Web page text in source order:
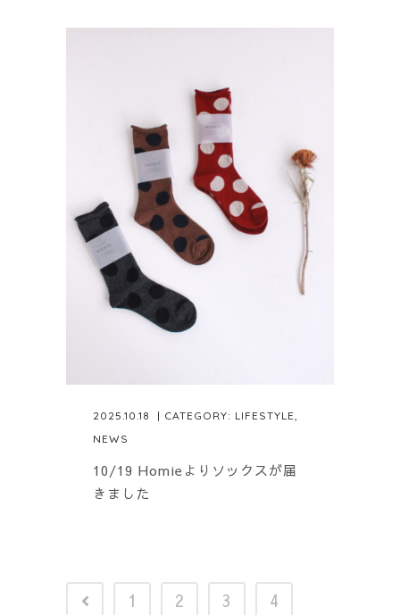
2025.10.18 | CATEGORY: LIFESTYLE,
NEWS
10/19 Homieよりソックスが届
きました
1 2 3
4